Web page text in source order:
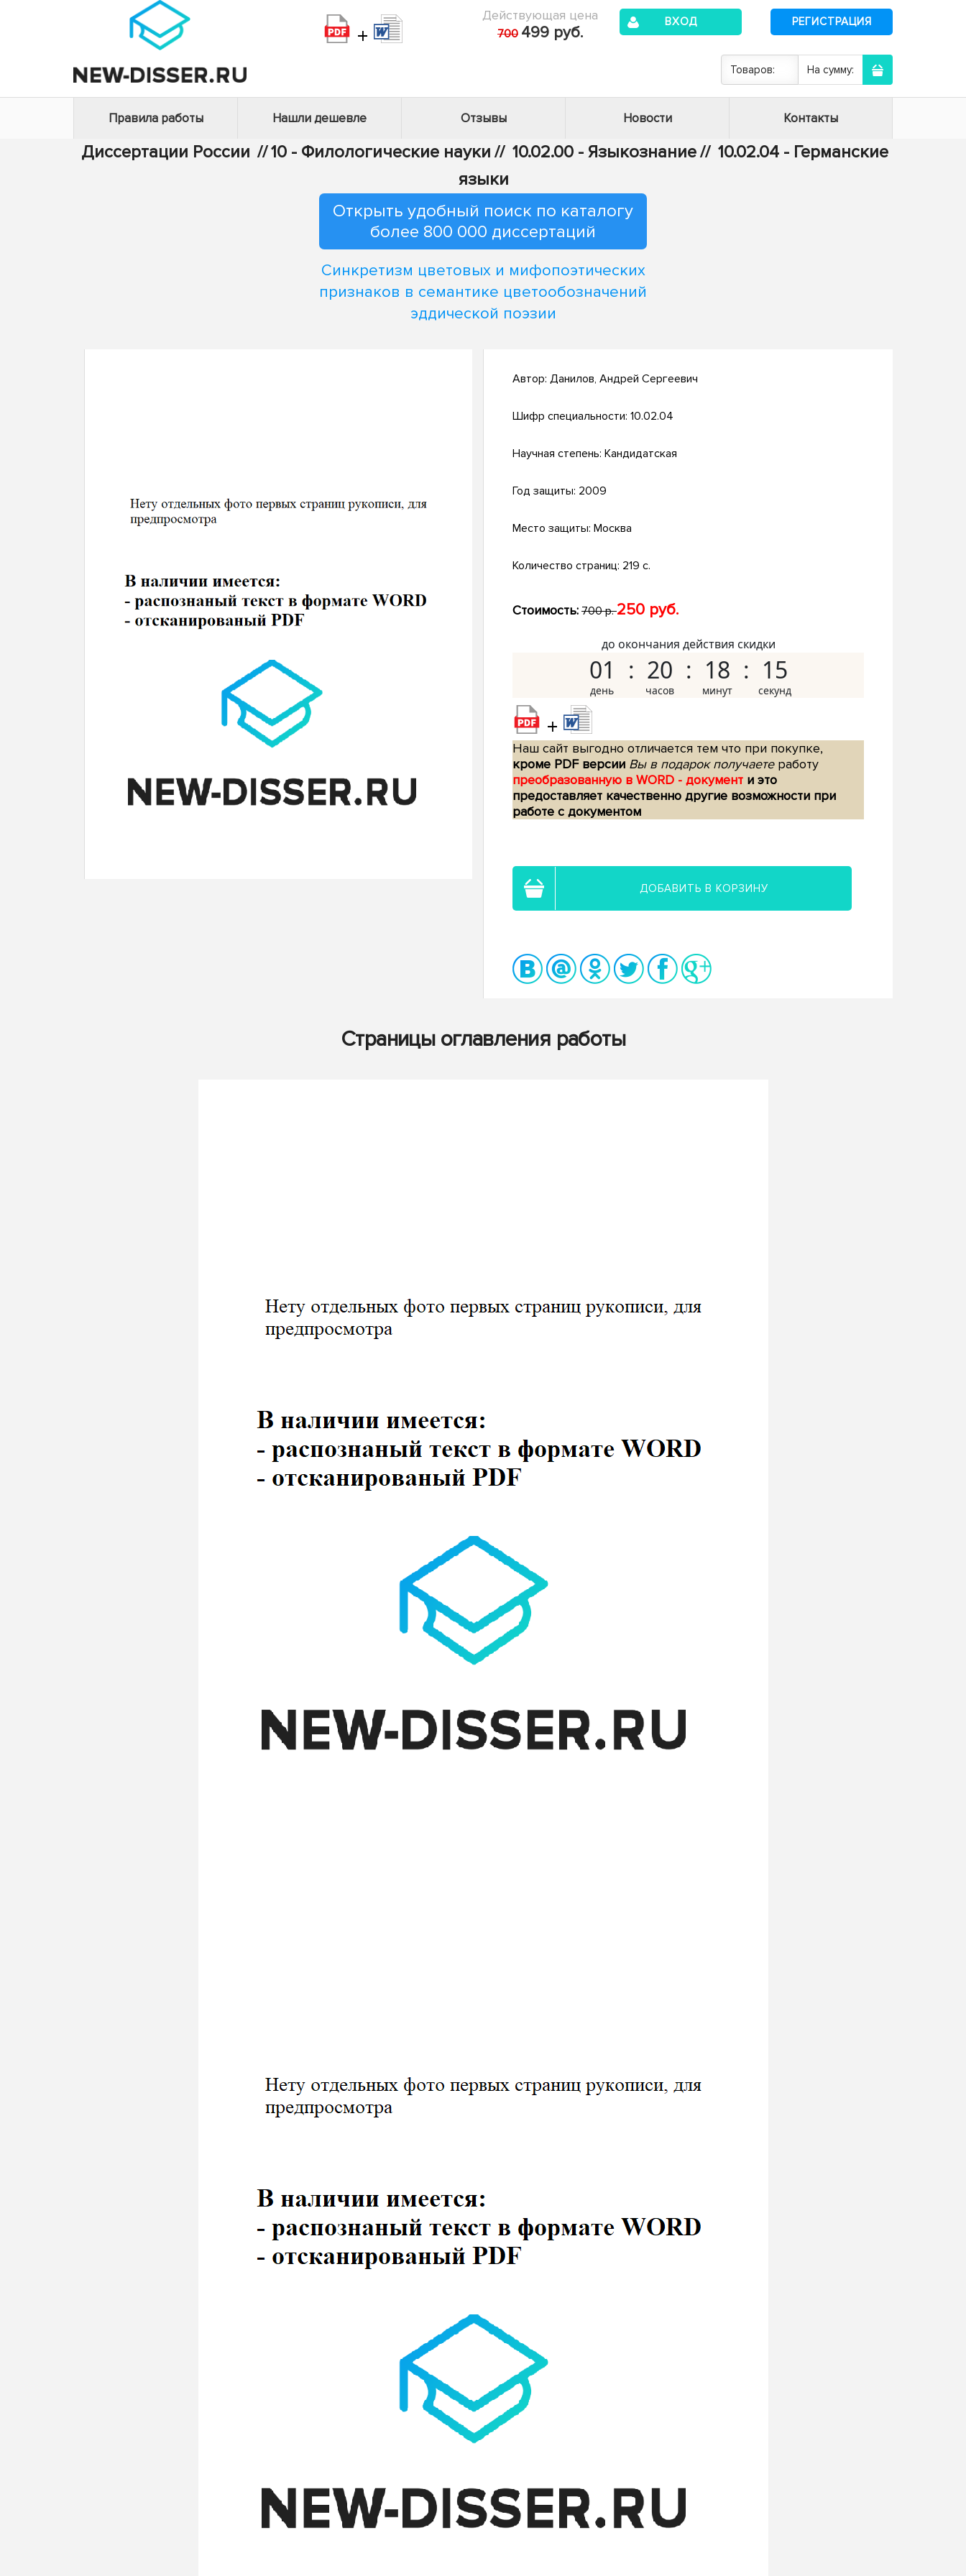
+
Действующая цена
700 499 руб.
ВХОД РЕГИСТРАЦИЯ
Товаров: На сумму:
Правила работы Нашли дешевле Отзывы Новости Контакты
Диссертации России //10 - Филологические науки // 10.02.00 - Языкознание// 10.02.04 - Германские
языки
Открыть удобный поиск по каталогу
более 800 000 диссертаций
Синкретизм цветовых и мифопоэтических
признаков в семантике цветообозначений
эддической поэзии
Автор: Данилов, Андрей Сергеевич
Шифр специальности: 10.02.04
Научная степень: Кандидатская
Год защиты: 2009
Место защиты: Москва
Количество страниц: 219 с.
Стоимость: 700 р.250 руб.
до окончания действия скидки
01 20 18 14
+
Наш сайт выгодно отличается тем что при покупке,
кроме PDF версии Вы в подарок получаетеработу
преобразованную в WORD - документ и это
предоставляет качественно другие возможности при
работе с документом
ДОБАВИТЬ В КОРЗИНУ
Страницы оглавления работы